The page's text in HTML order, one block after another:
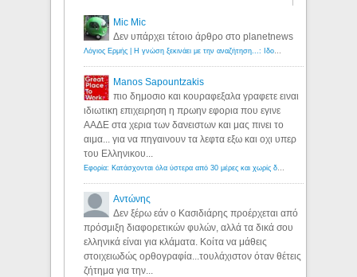
Mic Mic
Δεν υπάρχει τέτοιο άρθρο στο planetnews
Manos Sapountzakis
πιο δημοσιο και κουραφεξαλα γραφετε ειναι
ιδιωτικη επιχειρηση η πρωην εφορια που εγινε
ΑΑΔΕ στα χερια των δανειστων και μας πινει το
αιμα... για να πηγαινουν τα λεφτα εξω και οχι υπερ
του Ελληνικου...
Αντώνης
Δεν ξέρω εάν ο Κασιδιάρης προέρχεται από
πρόσμιξη διαφορετικών φυλών, αλλά τα δικά σου
ελληνικά είναι για κλάματα. Κοίτα να μάθεις
στοιχειωδώς ορθογραφία...τουλάχιστον όταν θέτεις
ζήτημα για την...